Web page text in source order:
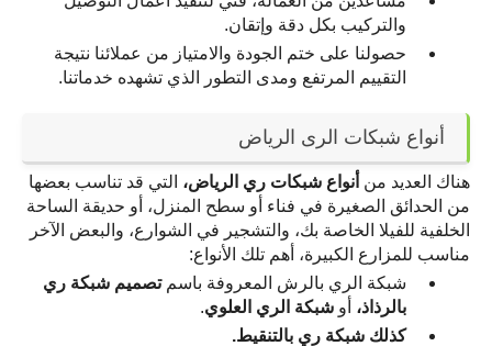
والتركيب بكل دقة وإتقان.
التقييم المرتفع ومدى التطور الذي تشهده خدماتنا.
أنواع شبكات الرى الرياض
هناك العديد من أنواع شبكات ري الرياض،
مناسب للمزارع الكبيرة، أهم تلك الأنواع:
شبكة الري بالرش المعروفة باسم
بالرذاذ، أو شبكة الري العلوي.
كذلك شبكة ري بالتنقيط.